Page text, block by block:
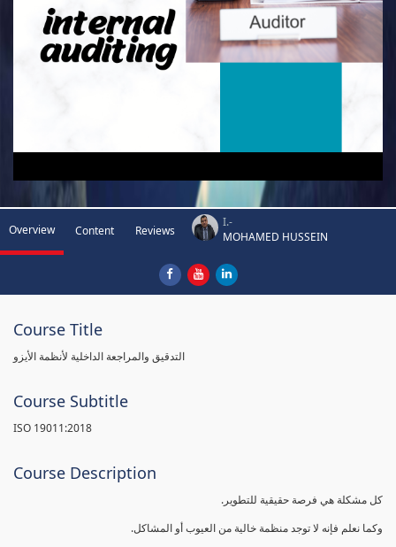
Overview Content Reviews
I.-
MOHAMED HUSSEIN
Course Title
التدقيق والمراجعة الداخلية لأنظمة الأيزو
Course Subtitle
ISO 19011:2018
Course Description
كل مشكلة هي فرصة حقيقية للتطوير.
وكما نعلم فإنه لا توجد منظمة خالية من العيوب أو المشاكل.